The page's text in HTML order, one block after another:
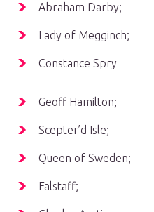
Abraham Darby;
Lady of Megginch;
Constance Spry
Geoff Hamilton;
Scepter’d Isle;
Queen of Sweden;
Falstaff;